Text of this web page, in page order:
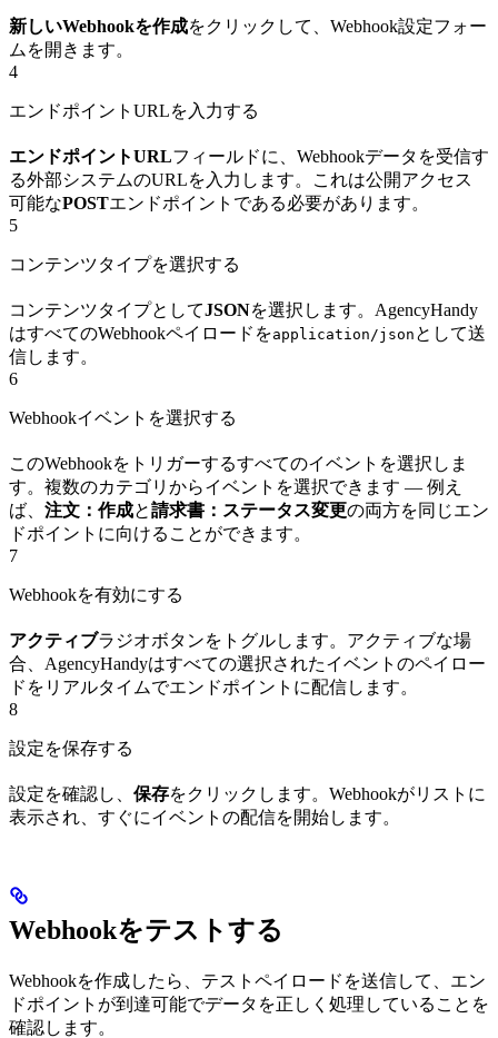
新しいWebhookを作成をクリックして、Webhook設定フォー
ムを開きます。
4
エンドポイントURLを入力する
エンドポイントURLフィールドに、Webhookデータを受信す
る外部システムのURLを入力します。これは公開アクセス
可能なPOSTエンドポイントである必要があります。
5
コンテンツタイプを選択する
コンテンツタイプとしてJSONを選択します。AgencyHandy
はすべてのWebhookペイロードをapplication/json として送
信します。
6
Webhookイベントを選択する
このWebhookをトリガーするすべてのイベントを選択しま
す。複数のカテゴリからイベントを選択できます — 例え
ば、 注文：作成と請求書：ステータス変更の両方を同じエン
ドポイントに向けることができます。
7
Webhookを有効にする
アクティブラジオボタンをトグルします。アクティブな場
合、AgencyHandyはすべての選択されたイベントのペイロー
ドをリアルタイムでエンドポイントに配信します。
8
設定を保存する
設定を確認し、 保存をクリックします。Webhookがリストに
表示され、すぐにイベントの配信を開始します。
Webhookをテストする
Webhookを作成したら、テストペイロードを送信して、エン
ドポイントが到達可能でデータを正しく処理していることを
確認します。